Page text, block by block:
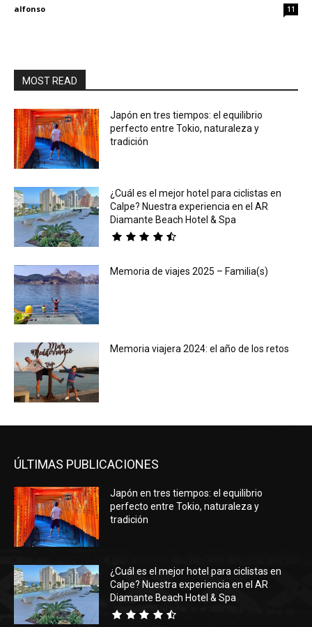
alfonso 11
MOST READ
Japón en tres tiempos: el equilibrio
perfecto entre Tokio, naturaleza y
tradición
¿Cuál es el mejor hotel para ciclistas en
Calpe? Nuestra experiencia en el AR
Diamante Beach Hotel & Spa
Memoria de viajes 2025 – Familia(s)
Memoria viajera 2024: el año de los retos
ÚLTIMAS PUBLICACIONES
Japón en tres tiempos: el equilibrio
perfecto entre Tokio, naturaleza y
tradición
¿Cuál es el mejor hotel para ciclistas en
Calpe? Nuestra experiencia en el AR
Diamante Beach Hotel & Spa